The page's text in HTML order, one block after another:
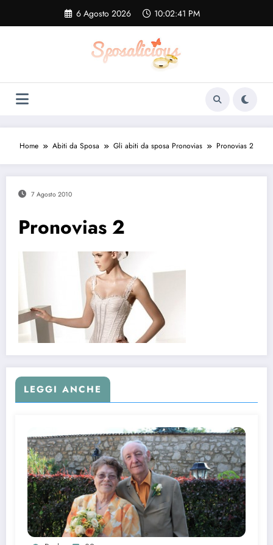
contenuto
6 Agosto 2026 10:02:42 PM
Home Abiti da Sposa Gli abiti da sposa Pronovias Pronovias 2
7 Agosto 2010
Pronovias 2
LEGGI ANCHE